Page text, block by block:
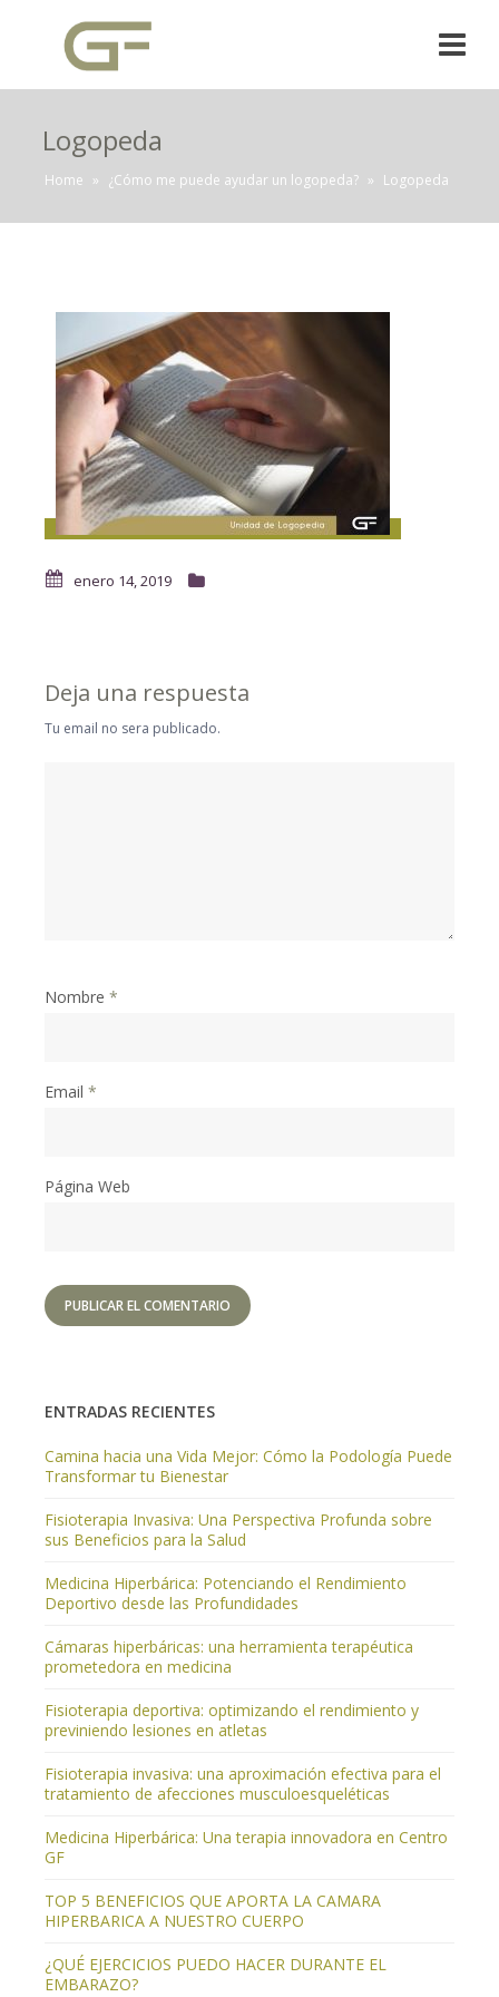
Logopeda
Home » ¿Cómo me puede ayudar un logopeda? » Logopeda
enero 14, 2019
Deja una respuesta
Tu email no sera publicado.
Nombre *
Email *
Página Web
ENTRADAS RECIENTES
Camina hacia una Vida Mejor: Cómo la Podología Puede
Transformar tu Bienestar
Fisioterapia Invasiva: Una Perspectiva Profunda sobre
sus Beneficios para la Salud
Medicina Hiperbárica: Potenciando el Rendimiento
Deportivo desde las Profundidades
Cámaras hiperbáricas: una herramienta terapéutica
prometedora en medicina
Fisioterapia deportiva: optimizando el rendimiento y
previniendo lesiones en atletas
Fisioterapia invasiva: una aproximación efectiva para el
tratamiento de afecciones musculoesqueléticas
Medicina Hiperbárica: Una terapia innovadora en Centro
GF
TOP 5 BENEFICIOS QUE APORTA LA CAMARA
HIPERBARICA A NUESTRO CUERPO
¿QUÉ EJERCICIOS PUEDO HACER DURANTE EL
EMBARAZO?